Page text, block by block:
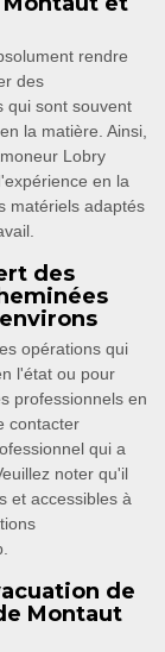
rendre
des
qui sont souvent
la matière. Ainsi,
Lobry
en la
matériels adaptés
des
opérations qui
l'état ou pour
professionnels en
contacter
qui a
noter qu'il
et accessibles à
de
Montaut